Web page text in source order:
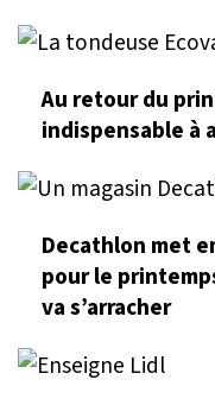
Au retour du
indispensable à
Decathlon met
pour le
va s’arracher